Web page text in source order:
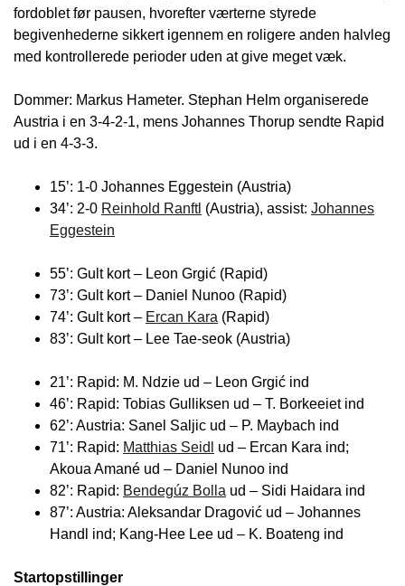
fordoblet før pausen, hvorefter værterne styrede
begivenhederne sikkert igennem en roligere anden halvleg
med kontrollerede perioder uden at give meget væk.
Dommer: Markus Hameter. Stephan Helm organiserede
Austria i en 3-4-2-1, mens Johannes Thorup sendte Rapid
ud i en 4-3-3.
15’: 1-0 Johannes Eggestein (Austria)
34’: 2-0 Reinhold Ranftl (Austria), assist: Johannes
Eggestein
55’: Gult kort – Leon Grgić (Rapid)
73’: Gult kort – Daniel Nunoo (Rapid)
74’: Gult kort – Ercan Kara (Rapid)
83’: Gult kort – Lee Tae-seok (Austria)
21’: Rapid: M. Ndzie ud – Leon Grgić ind
46’: Rapid: Tobias Gulliksen ud – T. Borkeeiet ind
62’: Austria: Sanel Saljic ud – P. Maybach ind
71’: Rapid: Matthias Seidl
ud – Ercan Kara ind;
Akoua Amané ud – Daniel Nunoo ind
82’: Rapid: Bendegúz Bolla ud – Sidi Haidara ind
87’: Austria: Aleksandar Dragović ud – Johannes
Handl ind; Kang-Hee Lee ud – K. Boateng ind
Startopstillinger